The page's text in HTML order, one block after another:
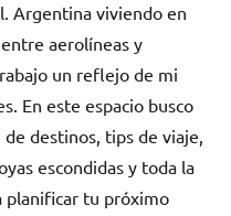
Argentina viviendo en
aerolíneas y
un reflejo de mi
En este espacio busco
destinos, tips de viaje,
escondidas y toda la
planificar tu próximo